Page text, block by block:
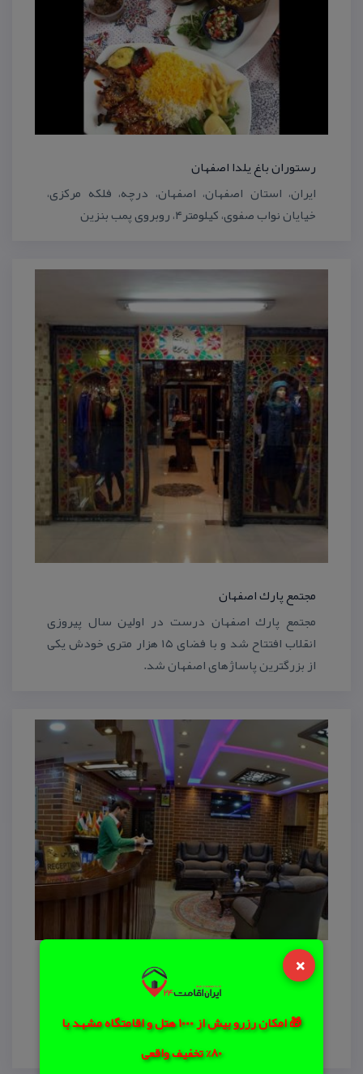
×
🎁 امکان رزرو بیش از 1000 هتل و اقامتگاه مشهد با
80% تخفیف واقعی
رستوران باغ یلدا اصفهان
ایران، استان اصفهان‌، اصفهان، درچه، فلكه مركزی،
خیایان نواب صفوی، كیلومتر۴، روبروی پمب بنزین
مجتمع پارك اصفهان
مجتمع پارك اصفهان درست در اولین سال پیروزی
انقلاب افتتاح شد و با فضای ۱۵ هزار متری خودش یكی
از بزرگترین پاساژهای اصفهان شد.
هتل جام فیروزه اصفهان
هتل دو ستاره جام فیروزه واقع در نزدیكی میدان نقش
جهان در تاریخ ۹۵/۱/۱ به بهره برداری رسید. هتل جام